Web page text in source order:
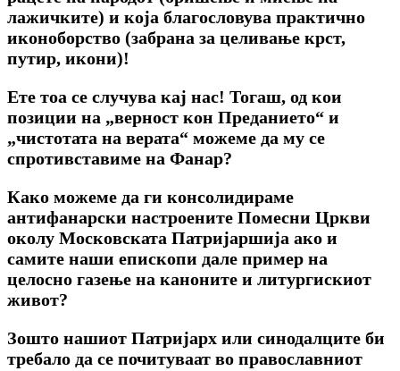
лажичките) и која благословува практично
иконоборство (забрана за целивање крст,
путир, икони)!
Ете тоа се случува кај нас! Тогаш, од кои
позиции на „верност кон Преданието“ и
„чистотата на верата“ можеме да му се
спротивставиме на Фанар?
Како можеме да ги консолидираме
антифанарски настроените Помесни Цркви
околу Московската Патријаршија ако и
самите наши епископи дале пример на
целосно газење на каноните и литургискиот
живот?
Зошто нашиот Патријарх или синодалците би
требало да се почитуваат во православниот